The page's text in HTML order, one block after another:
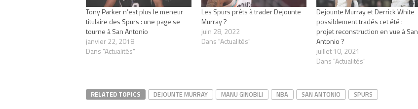
Tony Parker n’est plus le meneur
titulaire des Spurs : une page se
tourne à San Antonio
janvier 22, 2018
Dans "Actualités"
Les Spurs prêts à trader Dejounte
Murray ?
juin 28, 2022
Dans "Actualités"
Dejounte Murray et Derrick White
possiblement tradés cet été :
projet reconstruction en vue à San
Antonio ?
juillet 10, 2021
Dans "Actualités"
RELATED TOPICS DEJOUNTE MURRAY MANU GINOBILI NBA SAN ANTONIO SPURS